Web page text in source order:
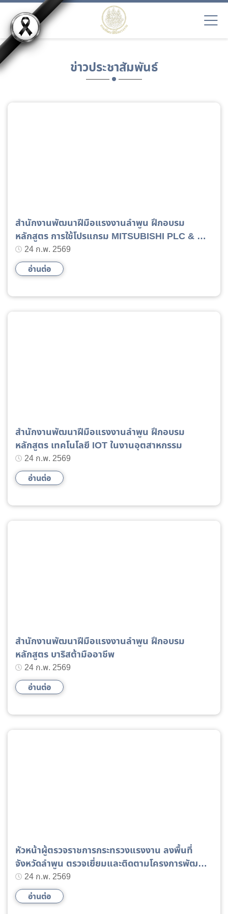
ข่าวประชาสัมพันธ์
สำนักงานพัฒนาฝีมือแรงงานลำพูน ฝึกอบรม
หลักสูตร การใช้โปรแกรม MITSUBISHI PLC & GX
WORK 3
24 ก.พ. 2569
อ่านต่อ
สำนักงานพัฒนาฝีมือแรงงานลำพูน ฝึกอบรม
หลักสูตร เทคโนโลยี IOT ในงานอุตสาหกรรม
24 ก.พ. 2569
อ่านต่อ
สำนักงานพัฒนาฝีมือแรงงานลำพูน ฝึกอบรม
หลักสูตร บาริสต้ามืออาชีพ
24 ก.พ. 2569
อ่านต่อ
หัวหน้าผู้ตรวจราชการกระทรวงแรงงาน ลงพื้นที่
จังหวัดลำพูน ตรวจเยี่ยมและติดตามโครงการพัฒนา
ศักยภาพแรงงานขับเคลื่อนการเติบโตภาคเศรษฐกิจ
และสังคมอย่างยั่งยืน
24 ก.พ. 2569
อ่านต่อ